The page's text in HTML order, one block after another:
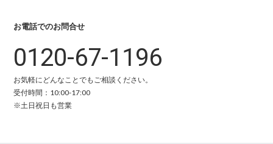
お電話でのお問合せ
0120-67-1196
お気軽にどんなことでもご相談ください。
受付時間：10:00-17:00
※土日祝日も営業